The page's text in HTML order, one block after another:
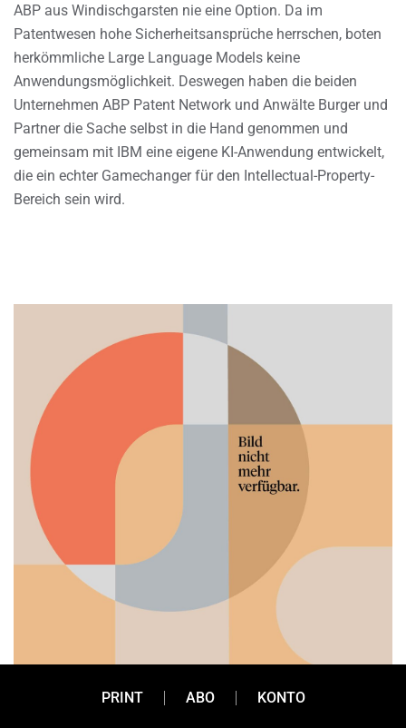
ABP aus Windischgarsten nie eine Option. Da im
Patentwesen hohe Sicherheitsansprüche herrschen, boten
herkömmliche Large Language Models keine
Anwendungsmöglichkeit. Deswegen haben die beiden
Unternehmen ABP Patent Network und Anwälte Burger und
Partner die Sache selbst in die Hand genommen und
gemeinsam mit IBM eine eigene KI-Anwendung entwickelt,
die ein echter Gamechanger für den Intellectual-Property-
Bereich sein wird.
PRINT ABO KONTO